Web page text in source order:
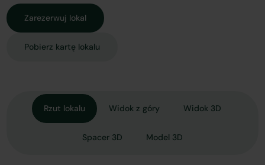
Rzut lokalu Widok z góry Widok 3D
Spacer 3D Model 3D
Zarezerwuj lokal
Pobierz kartę lokalu